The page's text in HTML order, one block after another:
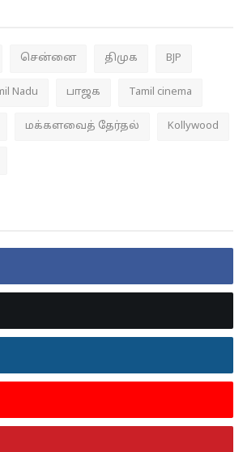
சென்னை திமுக BJP
Nadu பாஜக Tamil cinema
மக்களவைத் தேர்தல் Kollywood